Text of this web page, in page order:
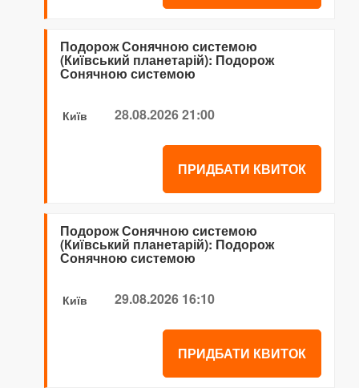
Подорож Сонячною системою
(Київський планетарій): Подорож
Сонячною системою
Київ 28.08.2026 21:00
ПРИДБАТИ КВИТОК
Подорож Сонячною системою
(Київський планетарій): Подорож
Сонячною системою
Київ 29.08.2026 16:10
ПРИДБАТИ КВИТОК